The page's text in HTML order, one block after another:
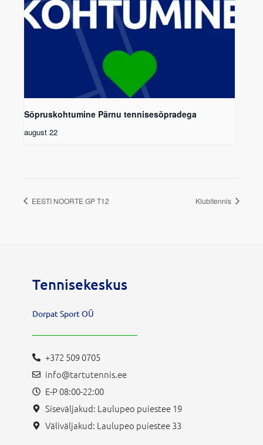
Sõpruskohtumine Pärnu tennisesõpradega
august 22
EESTI NOORTE GP T12 Klubitennis
Tennisekeskus
Dorpat Sport OÜ
+372 509 0705
info@tartutennis.ee
E-P 08:00-22:00
Siseväljakud: Laulupeo puiestee 19
Väliväljakud: Laulupeo puiestee 33